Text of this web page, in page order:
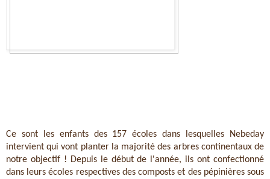
Ce sont les enfants des 157 écoles dans lesquelles Nebeday
intervient qui vont planter la majorité des arbres continentaux de
notre objectif ! Depuis le début de l'année, ils ont confectionné
dans leurs écoles respectives des composts et des pépinières sous